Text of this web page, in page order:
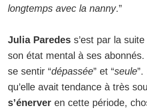
longtemps avec la nanny.”
Julia Paredes s’est par la
son état mental à ses abonnés.
se sentir “dépassée” et “seule
qu’elle avait tendance à très
s’énerver en cette période,